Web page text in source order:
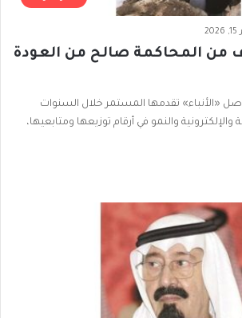
من المحاكمة صالح من العودة
«الأنباء» تقدمها المستمر خلال السنوات
والإلكترونية والنمو في أرقام توزيعها ومتابعيها،